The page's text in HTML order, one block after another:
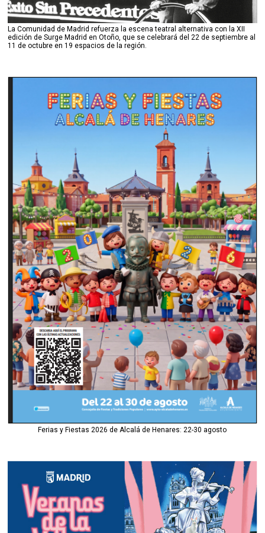
La Comunidad de Madrid refuerza la escena teatral alternativa con la XII
edición de Surge Madrid en Otoño, que se celebrará del 22 de septiembre al
11 de octubre en 19 espacios de la región.
Ferias y Fiestas 2026 de Alcalá de Henares: 22-30 agosto